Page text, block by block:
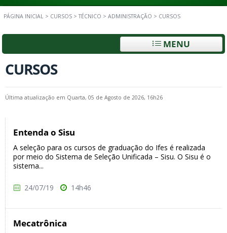
PÁGINA INICIAL > CURSOS >TÉCNICO > ADMINISTRAÇÃO > CURSOS
MENU
CURSOS
Última atualização em Quarta, 05 de Agosto de 2026, 16h26
Entenda o Sisu
A seleção para os cursos de graduação do Ifes é realizada
por meio do Sistema de Seleção Unificada – Sisu. O Sisu é o
sistema...
24/07/19 14h46
Mecatrônica